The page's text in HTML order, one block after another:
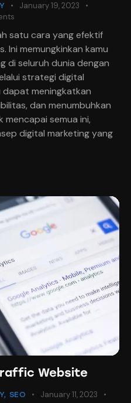
January 19, 2023
satu cara yang efektif
Ini memungkinkan kamu
di seluruh dunia dengan
strategi digital
meningkatkan
dan menumbuhkan
mencapai semua ini,
digital marketing yang
Website
, SEO
January 11, 2023